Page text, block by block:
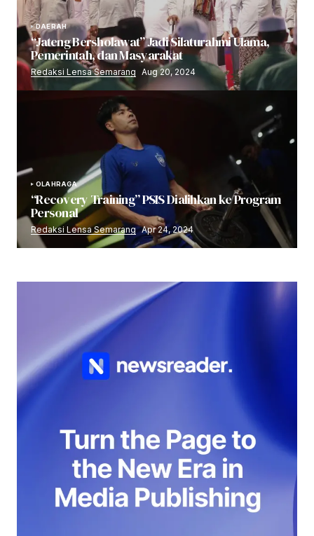
DAERAH
“Jateng Bersholawat” Jadi Silaturahmi Ulama,
Pemerintah, dan Masyarakat
Redaksi Lensa Semarang Aug 20, 2024
OLAHRAGA
“Recovery Training” PSIS Dialihkan ke Program
Personal
Redaksi Lensa Semarang Apr 24, 2024